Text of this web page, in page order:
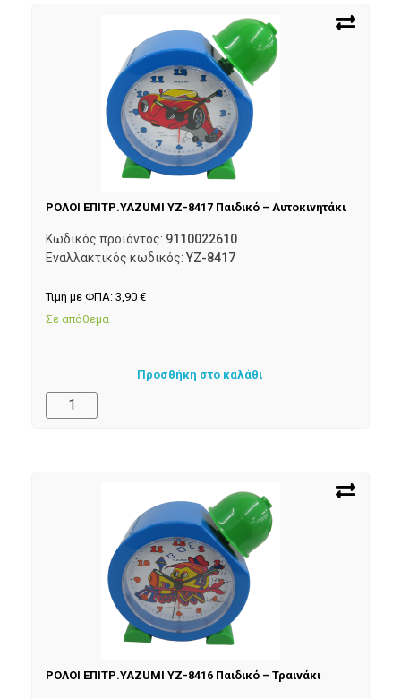
ΡΟΛΟΙ ΕΠΙΤΡ.YAZUMI YZ-8417 Παιδικό – Αυτοκινητάκι
Κωδικός προϊόντος: 9110022610
Εναλλακτικός κωδικός: YZ-8417
Τιμή με ΦΠΑ: 3,90 €
Σε απόθεμα
Προσθήκη στο καλάθι
ΡΟΛΟΙ ΕΠΙΤΡ.YAZUMI YZ-8416 Παιδικό – Τραινάκι